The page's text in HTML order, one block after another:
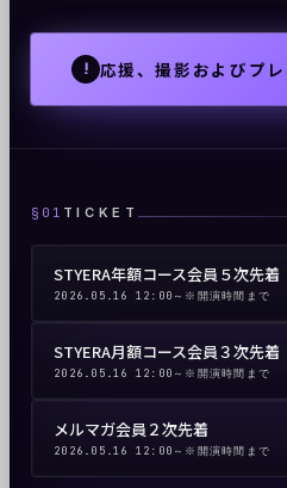
! 応援、撮影およびプ
§01 TICKET
STYERA年額コース会員５次先着
2026.05.16 12:00～※開演時間まで
STYERA月額コース会員３次先着
2026.05.16 12:00～※開演時間まで
メルマガ会員２次先着
2026.05.16 12:00～※開演時間まで